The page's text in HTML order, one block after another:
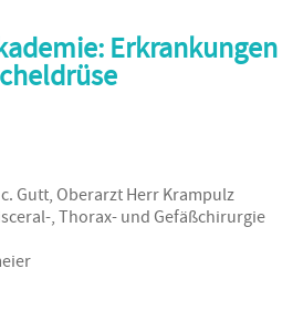
Erkrankungen
Gutt, Oberarzt Herr Krampulz
, Thorax- und Gefäßchirurgie